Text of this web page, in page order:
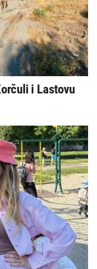
i Lastovu